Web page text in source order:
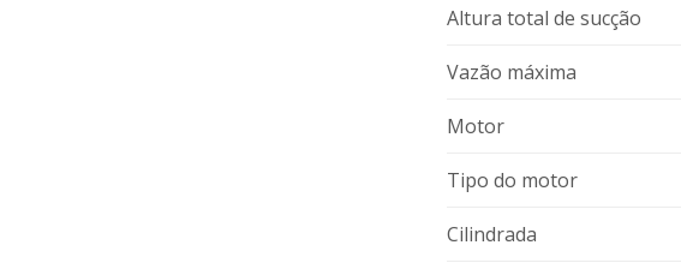
Altura total de sucção
Vazão máxima
Motor
Tipo do motor
Cilindrada